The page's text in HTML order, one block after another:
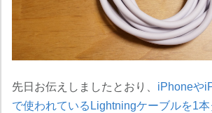
先日お伝えしましたとおり、 iPhoneや
で使われているLightningケーブルを1本